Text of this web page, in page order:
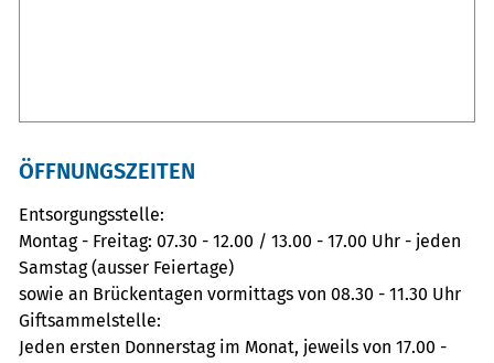
ÖFFNUNGSZEITEN
Entsorgungsstelle:
Montag - Freitag: 07.30 - 12.00 / 13.00 - 17.00 Uhr - jeden
Samstag (ausser Feiertage)
sowie an Brückentagen vormittags von 08.30 - 11.30 Uhr
Giftsammelstelle:
Jeden ersten Donnerstag im Monat, jeweils von 17.00 -